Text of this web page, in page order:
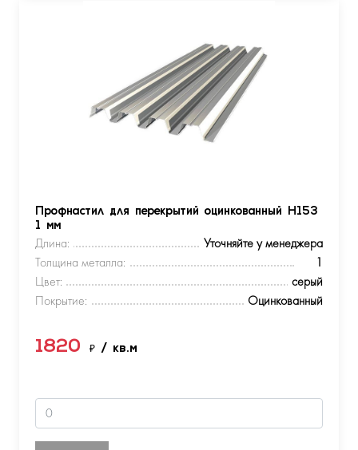
Профнастил для перекрытий оцинкованный Н153
1 мм
Длина:
Уточняйте у менеджера
Толщина металла:
1
Цвет:
серый
Покрытие:
Оцинкованный
1820 ₽ / кв.м